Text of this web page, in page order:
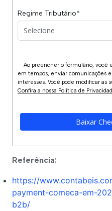
Regime Tributário*
Ao preencher o formulário, você
em tempos, enviar comunicações
Confira a nossa Política de
Baixar
Referência:
https://
payment-comeca-em-
b2b/